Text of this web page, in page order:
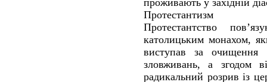
проживають у західній
Протестантизм
Протестантство
католицьким монахом,
виступав за очищення
зловживань, а згодом
радикальний розрив із